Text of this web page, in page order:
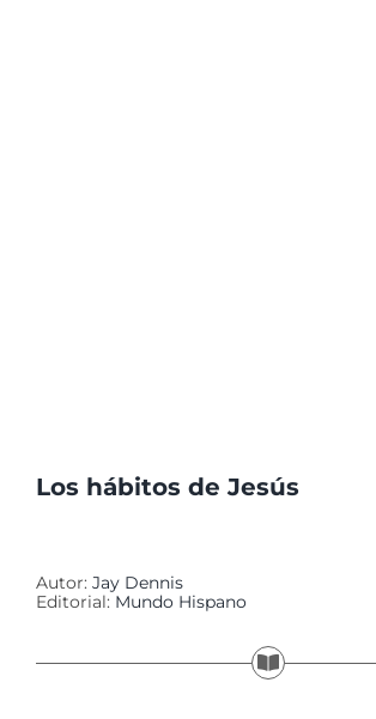
Los hábitos de Jesús
Autor: Jay Dennis
Editorial: Mundo Hispano